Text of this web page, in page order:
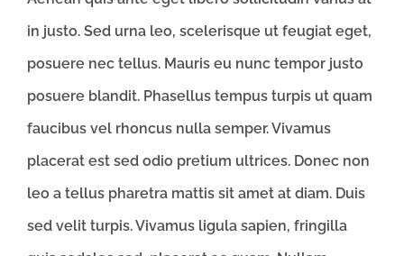
in justo. Sed urna leo, scelerisque ut feugiat eget,
posuere nec tellus. Mauris eu nunc tempor justo
posuere blandit. Phasellus tempus turpis ut quam
faucibus vel rhoncus nulla semper. Vivamus
placerat est sed odio pretium ultrices. Donec non
leo a tellus pharetra mattis sit amet at diam. Duis
sed velit turpis. Vivamus ligula sapien, fringilla